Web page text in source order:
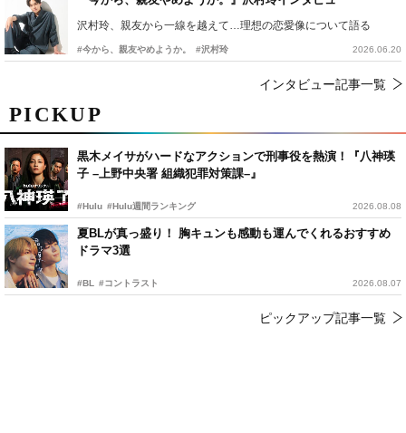
PICKUP
黒木メイサがハードなアクションで刑事役を熱演！『八神瑛
子 –上野中央署 組織犯罪対策課–』
#Hulu #Hulu週間ランキング 2026.08.08
夏BLが真っ盛り！ 胸キュンも感動も運んでくれるおすすめ
ドラマ3選
#BL #コントラスト 2026.08.07
ピックアップ記事一覧
沢村玲、親友から一線を越えて…理想の恋愛像について語る
#今から、親友やめようか。 #沢村玲 2026.06.20
インタビュー記事一覧